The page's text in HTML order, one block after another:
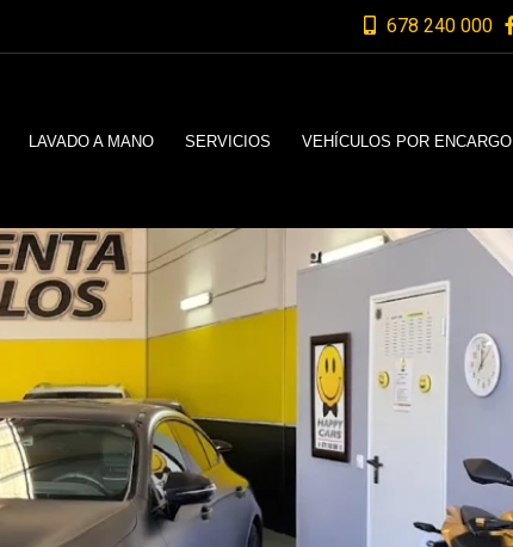
678 240 000
LAVADO A MANO SERVICIOS VEHÍCULOS POR ENCARGO